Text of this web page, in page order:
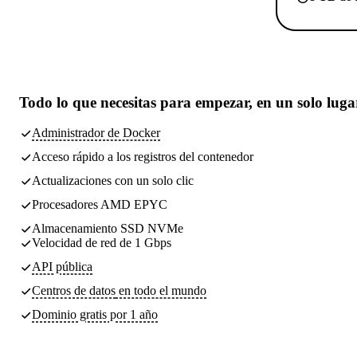
Todo lo que necesitas para empezar, en un solo
Administrador de Docker
Acceso rápido a los registros del contenedor
Actualizaciones con un solo clic
Procesadores AMD EPYC
Almacenamiento SSD NVMe
Velocidad de red de 1 Gbps
API pública
Centros de datos en todo el mundo
Dominio gratis por 1 año